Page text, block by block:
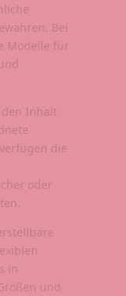
Bei
Modelle für
Inhalt
die
oder
in
und